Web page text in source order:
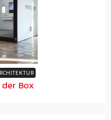
der Box